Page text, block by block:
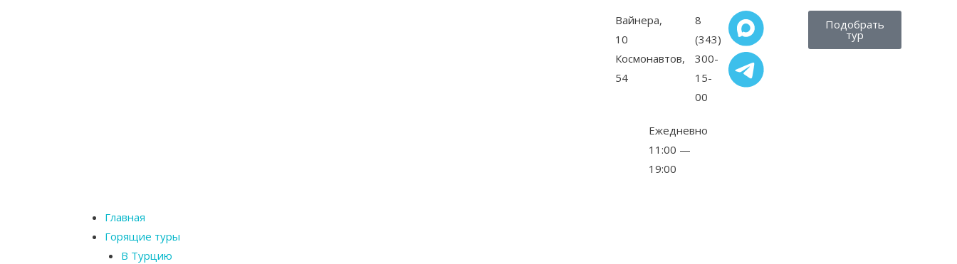
Вайнера,
10
Космонавтов,
54
8
(343)
300-
15-
00
Ежедневно
11:00 —
19:00
Подобрать
тур
Главная
Горящие туры
В Турцию